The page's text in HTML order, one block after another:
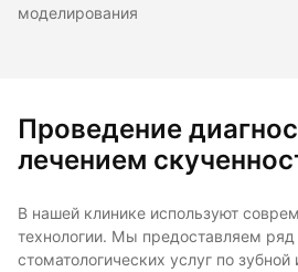
моделирования
Проведение
лечением
В нашей клинике используют
технологии. Мы предоставляем
стоматологических услуг по